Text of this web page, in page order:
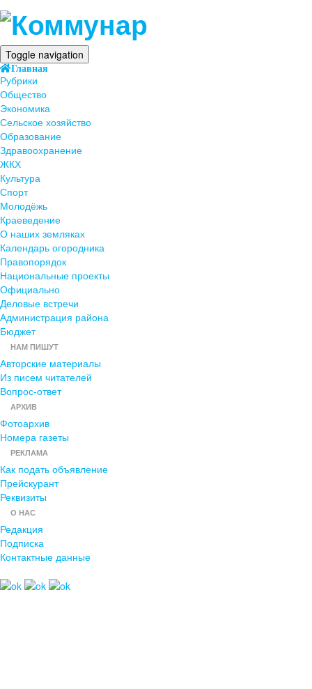
Toggle navigation
Главная
Рубрики
Общество
Экономика
Сельское хозяйство
Образование
Здравоохранение
ЖКХ
Культура
Спорт
Молодёжь
Краеведение
О наших земляках
Календарь огородника
Правопорядок
Национальные проекты
Официально
Деловые встречи
Администрация района
Бюджет
НАМ ПИШУТ
Авторские материалы
Из писем читателей
Вопрос-ответ
АРХИВ
Фотоархив
Номера газеты
РЕКЛАМА
Как подать объявление
Прейскурант
Реквизиты
О НАС
Редакция
Подписка
Контактные данные